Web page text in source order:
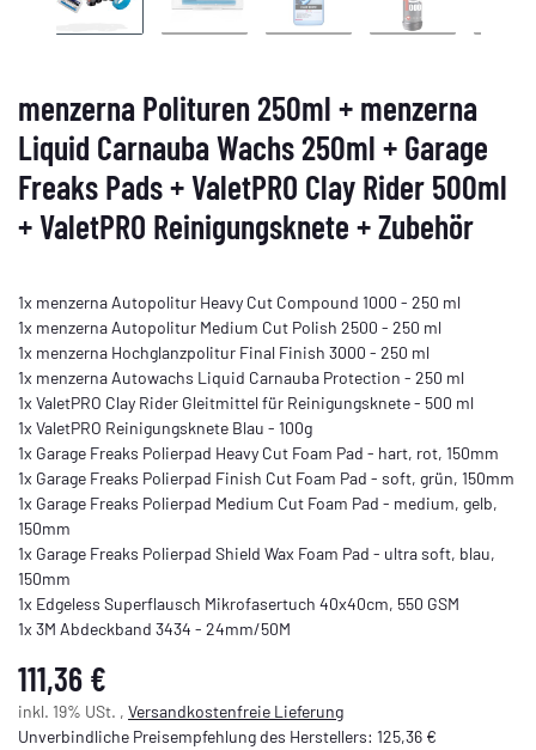
menzerna Polituren 250ml + menzerna
Liquid Carnauba Wachs 250ml + Garage
Freaks Pads + ValetPRO Clay Rider 500ml
+ ValetPRO Reinigungsknete + Zubehör
1x menzerna Autopolitur Heavy Cut Compound 1000 - 250 ml
1x menzerna Autopolitur Medium Cut Polish 2500 - 250 ml
1x menzerna Hochglanzpolitur Final Finish 3000 - 250 ml
1x menzerna Autowachs Liquid Carnauba Protection - 250 ml
1x ValetPRO Clay Rider Gleitmittel für Reinigungsknete - 500 ml
1x ValetPRO Reinigungsknete Blau - 100g
1x Garage Freaks Polierpad Heavy Cut Foam Pad - hart, rot, 150mm
1x Garage Freaks Polierpad Finish Cut Foam Pad - soft, grün, 150mm
1x Garage Freaks Polierpad Medium Cut Foam Pad - medium, gelb,
150mm
1x Garage Freaks Polierpad Shield Wax Foam Pad - ultra soft, blau,
150mm
1x Edgeless Superflausch Mikrofasertuch 40x40cm, 550 GSM
1x 3M Abdeckband 3434 - 24mm/50M
111,36 €
inkl. 19% USt. , Versandkostenfreie Lieferung
Unverbindliche Preisempfehlung des Herstellers: 125,36 €